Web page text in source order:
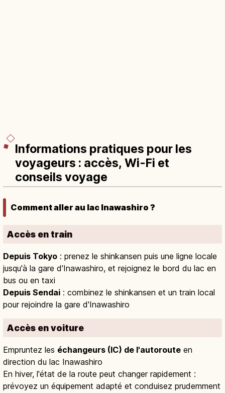
Informations pratiques pour les
voyageurs : accès, Wi-Fi et
conseils voyage
Comment aller au lac Inawashiro ?
Accès en train
Depuis Tokyo : prenez le shinkansen puis une ligne locale
jusqu'à la gare d'Inawashiro, et rejoignez le bord du lac en
bus ou en taxi
Depuis Sendai : combinez le shinkansen et un train local
pour rejoindre la gare d'Inawashiro
Accès en voiture
Empruntez les échangeurs (IC) de l'autoroute en
direction du lac Inawashiro
En hiver, l'état de la route peut changer rapidement :
prévoyez un équipement adapté et conduisez prudemment